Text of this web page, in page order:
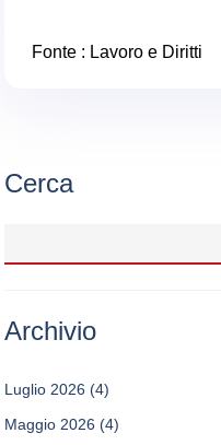
Fonte : Lavoro e Diritti
Cerca
Archivio
Luglio 2026 (4)
Maggio 2026 (4)